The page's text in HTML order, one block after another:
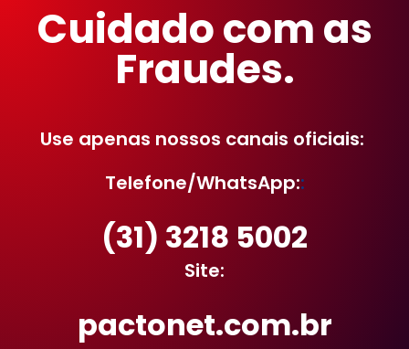
Cuidado com as
Fraudes.
Use apenas nossos canais oficiais:
Telefone/WhatsApp::
(31) 3218 5002
Site:
pactonet.com.br